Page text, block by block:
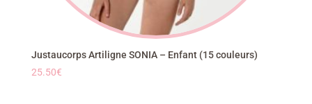
Justaucorps Artiligne SONIA – Enfant (15 couleurs)
25.50€